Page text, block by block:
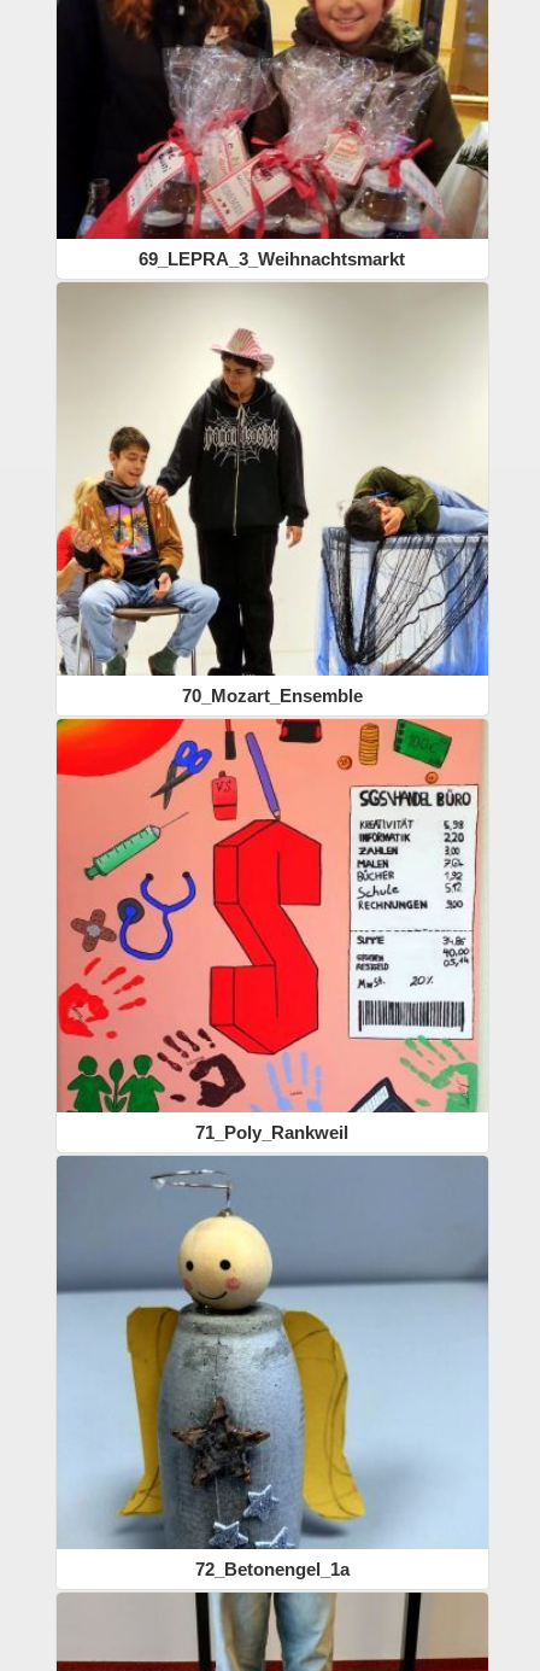
69_LEPRA_3_Weihnachtsmarkt
70_Mozart_Ensemble
71_Poly_Rankweil
72_Betonengel_1a